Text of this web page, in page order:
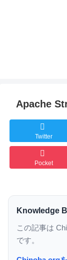
Apache
Twitter
Pocket
Knowledge
この記事は
です。